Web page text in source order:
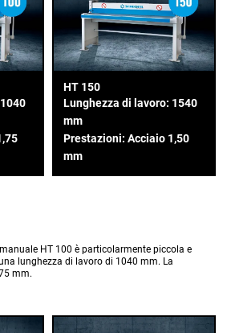
HT 150
Lunghezza di lavoro: 1540
mm
Prestazioni: Acciaio 1,50
mm
HT 100 è particolarmente piccola e
lunghezza di lavoro di 1040 mm. La
mm.